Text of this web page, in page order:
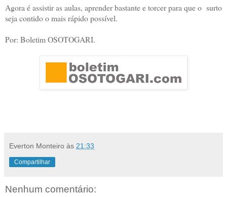
Agora é assistir as aulas, aprender bastante e torcer para que o surto
seja contido o mais rápido possível.
Por: Boletim OSOTOGARI.
Everton Monteiro às 21:33
Compartilhar
Nenhum comentário: